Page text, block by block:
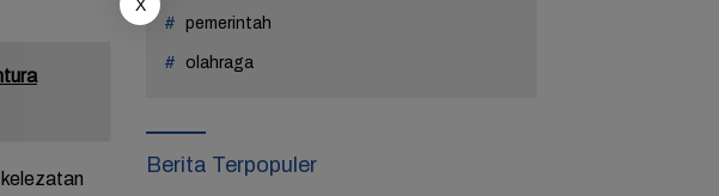
pemerintah
olahraga
Berita Terpopuler
X